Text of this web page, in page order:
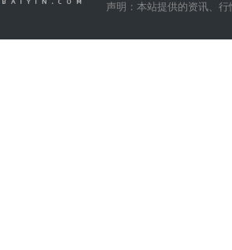
声明：本站提供的资讯、